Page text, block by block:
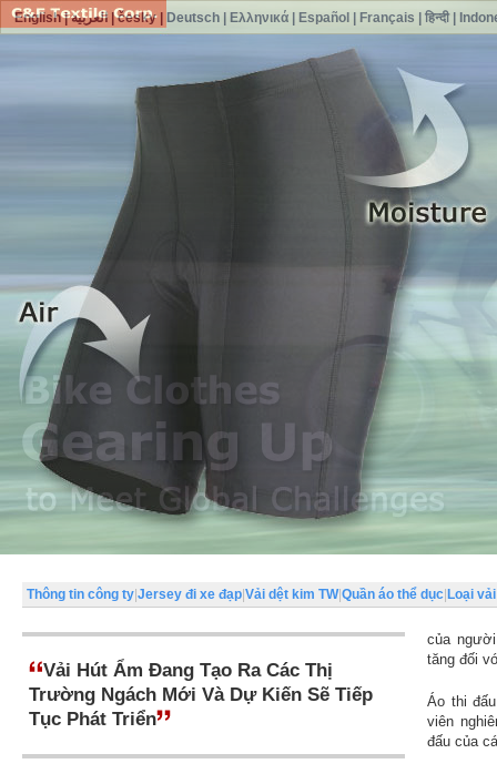
Thông tin công ty Jersey đi xe đạp Vải dệt kim TW|Quần áo thể dục Loại vải
Vải Hút Ẩm Đang Tạo Ra Các Thị
Trường Ngách Mới Và Dự Kiến ​​sẽ Tiếp
Tục Phát Triển
của
tăng đối
Áo thi
viên
đấu của
English|العربية|česky| Deutsch| Ελληνικά| Español Français हिन्दी|